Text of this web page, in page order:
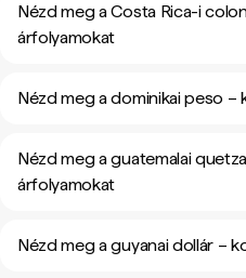
Nézd meg a Costa Rica-i
árfolyamokat
Nézd meg a dominikai peso
Nézd meg a guatemalai
árfolyamokat
Nézd meg a guyanai dollár –